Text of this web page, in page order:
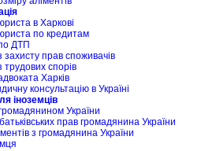
в Харкові
по кредитам
ДТП
захисту прав споживачів
трудових спорів
Харків
консультацію в Україні
іноземців
України
прав громадянина України
з громадянина України